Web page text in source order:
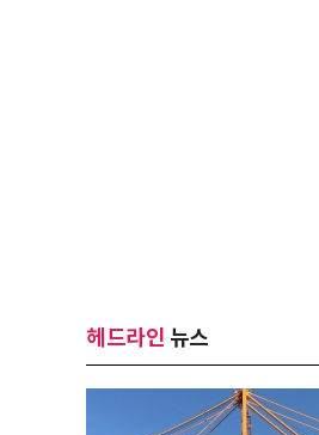
헤드라인 뉴스